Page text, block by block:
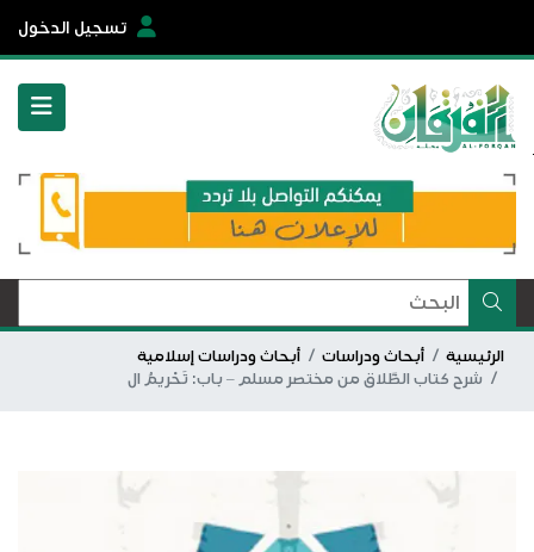
تسجيل الدخول
الرئيسية أبحاث ودراسات
أبحاث ودراسات إسلامية
شرح كتاب الطَّلاق من مختصر مسلم – باب: تَحْريمُ ال